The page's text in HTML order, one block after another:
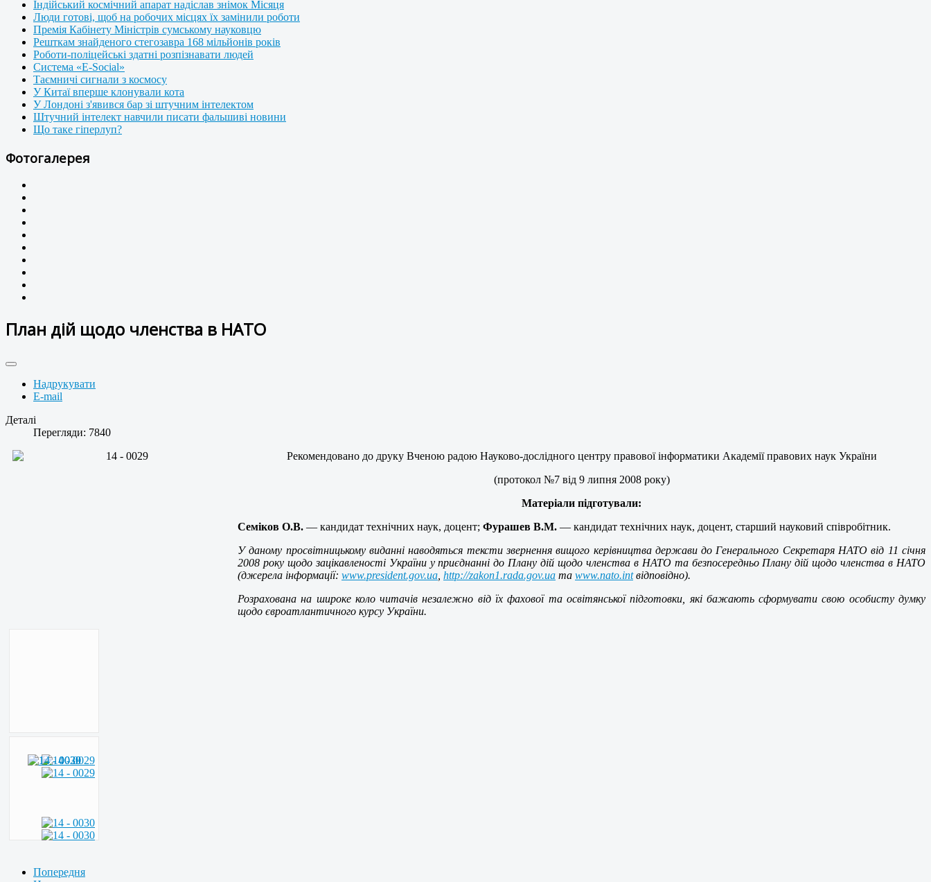
Індійський космічний апарат надіслав знімок Місяця
Люди готові, щоб на робочих місцях їх замінили роботи
Премія Кабінету Міністрів сумському науковцю
Решткам знайденого стегозавра 168 мільйонів років
Роботи-поліцейські здатні розпізнавати людей
Система «E-Social»
Таємничі сигнали з космосу
У Китаї вперше клонували кота
У Лондоні з'явився бар зі штучним інтелектом
Штучний інтелект навчили писати фальшиві новини
Що таке гіперлуп?
Фотогалерея
План дій щодо членства в НАТО
Надрукувати
E-mail
Деталі
Перегляди: 7840
Рекомендовано до друку Вченою радою Науково-дослідного центру правової інформатики Академії правових наук України
(протокол №7 від 9 липня 2008 року)
Матеріали підготували:
Семіков О.В. — кандидат технічних наук, доцент; Фурашев В.М. — кандидат технічних наук, доцент, старший науковий співробітник.
У даному просвітницькому виданні наводяться тексти звернення вищого керівництва держави до Генерального Секретаря НАТО від 11 січня
2008 року щодо зацікавленості України у приєднанні до Плану дій щодо членства в НАТО та безпосередньо Плану дій щодо членства в НАТО
(джерела інформації: www.president.gov.ua http://zakon1.rada.gov.ua та www.nato.intвідповідно).
Розрахована на широке коло читачів незалежно від їх фахової та освітянської підготовки, які бажають сформувати свою особисту думку
щодо євроатлантичного курсу України.
Попередня